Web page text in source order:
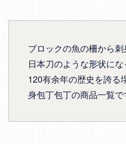
ブロックの魚の柵から
日本刀のような形状にな
120有余年の歴史を誇る
身包丁包丁の商品一覧で